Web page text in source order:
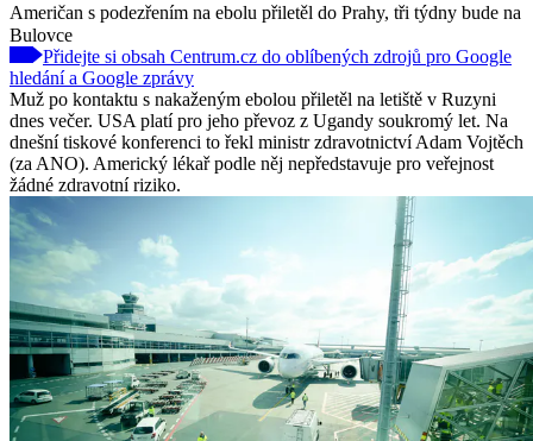
Američan s podezřením na ebolu přiletěl do Prahy, tři týdny bude na
Bulovce
Přidejte si obsah Centrum.cz do oblíbených zdrojů pro Google
hledání a Google zprávy
Muž po kontaktu s nakaženým ebolou přiletěl na letiště v Ruzyni
dnes večer. USA platí pro jeho převoz z Ugandy soukromý let. Na
dnešní tiskové konferenci to řekl ministr zdravotnictví Adam Vojtěch
(za ANO). Americký lékař podle něj nepředstavuje pro veřejnost
žádné zdravotní riziko.